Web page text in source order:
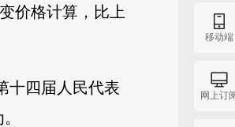
价格计算，比上
十四届人民代表
移动端
网上订